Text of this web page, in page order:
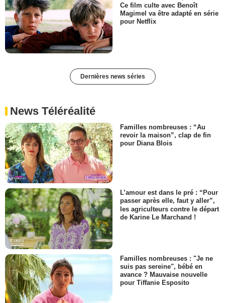
Ce film culte avec Benoît
Magimel va être adapté en série
pour Netflix
Dernières news séries
News Téléréalité
Familles nombreuses : “Au
revoir la maison”, clap de fin
pour Diana Blois
L’amour est dans le pré : “Pour
passer après elle, faut y aller”,
les agriculteurs contre le départ
de Karine Le Marchand !
Familles nombreuses : "Je ne
suis pas sereine", bébé en
avance ? Mauvaise nouvelle
pour Tiffanie Esposito